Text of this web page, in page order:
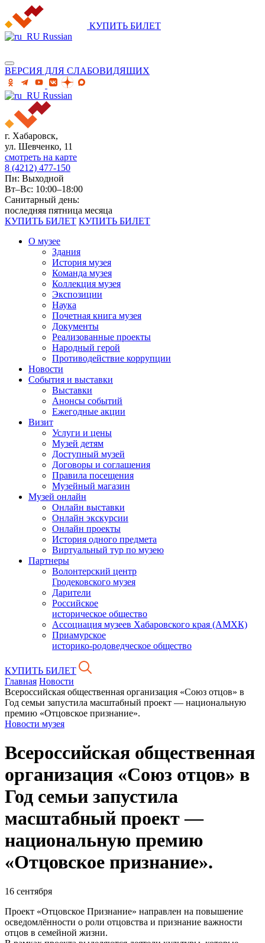
КУПИТЬ БИЛЕТ
Russian
ВЕРСИЯ ДЛЯ СЛАБОВИДЯЩИХ
Russian
г. Хабаровск,
ул. Шевченко, 11
смотреть на карте
8 (4212) 477-150
Пн: Выходной
Вт–Вс: 10:00–18:00
Санитарный день:
последняя пятница месяца
КУПИТЬ БИЛЕТ КУПИТЬ БИЛЕТ
О музее
Здания
История музея
Команда музея
Коллекция музея
Экспозиции
Наука
Почетная книга музея
Документы
Реализованные проекты
Народный герой
Противодействие коррупции
Новости
События и выставки
Выставки
Анонсы событий
Ежегодные акции
Визит
Услуги и цены
Музей детям
Доступный музей
Договоры и соглашения
Правила посещения
Музейный магазин
Музей онлайн
Онлайн выставки
Онлайн экскурсии
Онлайн проекты
История одного предмета
Виртуальный тур по музею
Партнеры
Волонтерский центр
Гродековского музея
Дарители
Российское
историческое общество
Ассоциация музеев Хабаровского края (АМХК)
Приамурское
историко-родоведческое общество
КУПИТЬ БИЛЕТ
Главная Новости
Всероссийская общественная организация «Союз отцов» в
Год семьи запустила масштабный проект — национальную
премию «Отцовское признание».
Новости музея
Всероссийская общественная
организация «Союз отцов» в
Год семьи запустила
масштабный проект —
национальную премию
«Отцовское признание».
16 сентября
Проект «Отцовское Признание» направлен на повышение
осведомлённости о роли отцовства и признание важности
отцов в семейной жизни.